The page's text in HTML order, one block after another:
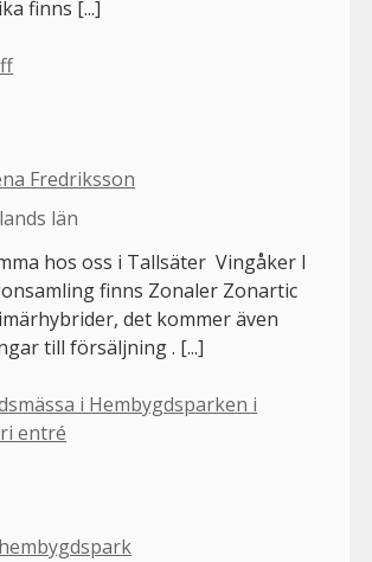
finns [...]
Fredriksson
län
hos oss i Tallsäter Vingåker I
finns Zonaler Zonartic
det kommer även
till försäljning . [...]
i Hembygdsparken i
entré